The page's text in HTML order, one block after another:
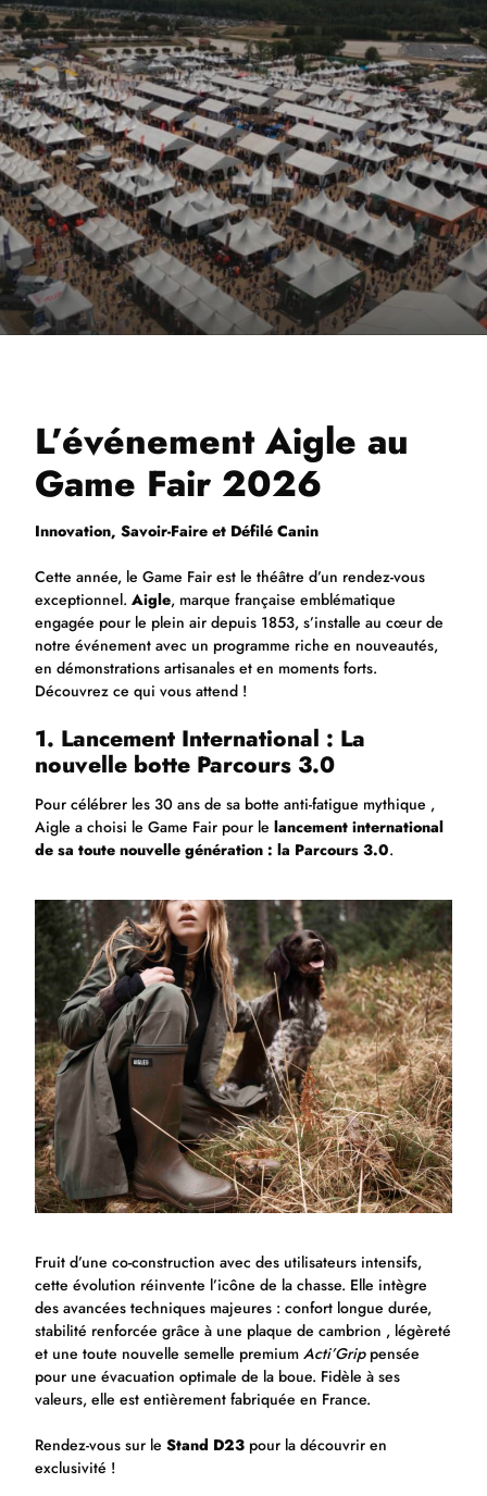
L’événement Aigle au
Game Fair 2026
Innovation, Savoir-Faire et Défilé Canin
Cette année, le Game Fair est le théâtre d’un rendez-vous
exceptionnel. Aigle, marque française emblématique
engagée pour le plein air depuis 1853, s’installe au cœur de
notre événement avec un programme riche en nouveautés,
en démonstrations artisanales et en moments forts.
Découvrez ce qui vous attend !
1. Lancement International : La
nouvelle botte Parcours 3.0
Pour célébrer les 30 ans de sa botte anti-fatigue mythique ,
Aigle a choisi le Game Fair pour le lancement international
de sa toute nouvelle génération : la Parcours 3.0.
Fruit d’une co-construction avec des utilisateurs intensifs,
cette évolution réinvente l’icône de la chasse. Elle intègre
des avancées techniques majeures : confort longue durée,
stabilité renforcée grâce à une plaque de cambrion , légèreté
et une toute nouvelle semelle premium Acti’Grippensée
pour une évacuation optimale de la boue. Fidèle à ses
valeurs, elle est entièrement fabriquée en France.
Rendez-vous sur le Stand D23 pour la découvrir en
exclusivité !